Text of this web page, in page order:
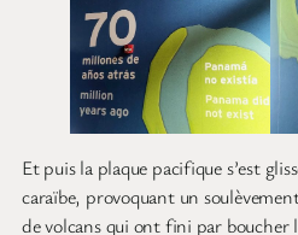
Et puis la plaque pacifique s’est
caraïbe, provoquant un
de volcans qui ont fini par boucher